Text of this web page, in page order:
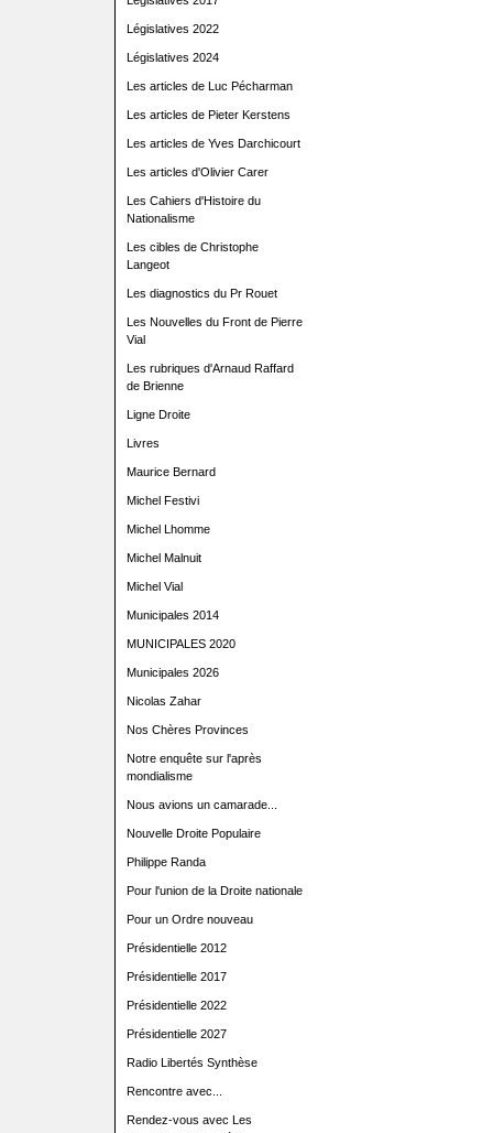
Législatives 2022
Législatives 2024
Les articles de Luc Pécharman
Les articles de Pieter Kerstens
Les articles de Yves Darchicourt
Les articles d'Olivier Carer
Les Cahiers d'Histoire du
Nationalisme
Les cibles de Christophe
Langeot
Les diagnostics du Pr Rouet
Les Nouvelles du Front de Pierre
Vial
Les rubriques d'Arnaud Raffard
de Brienne
Ligne Droite
Livres
Maurice Bernard
Michel Festivi
Michel Lhomme
Michel Malnuit
Michel Vial
Municipales 2014
MUNICIPALES 2020
Municipales 2026
Nicolas Zahar
Nos Chères Provinces
Notre enquête sur l'après
mondialisme
Nous avions un camarade...
Nouvelle Droite Populaire
Philippe Randa
Pour l'union de la Droite nationale
Pour un Ordre nouveau
Présidentielle 2012
Présidentielle 2017
Présidentielle 2022
Présidentielle 2027
Radio Libertés Synthèse
Rencontre avec...
Rendez-vous avec Les